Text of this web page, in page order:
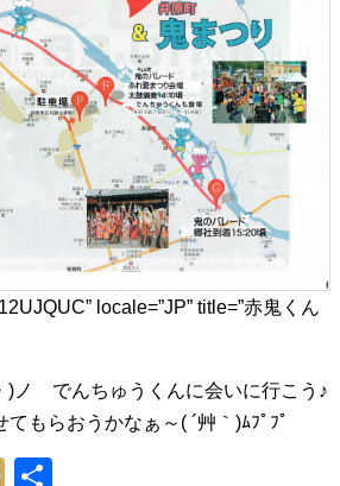
locale=”JP” title=”赤鬼くん
)ノ でんちゅうくんに会いに行こう♪
もらおうかなぁ～( ´艸｀)ﾑﾌﾟﾌﾟ
Mixi